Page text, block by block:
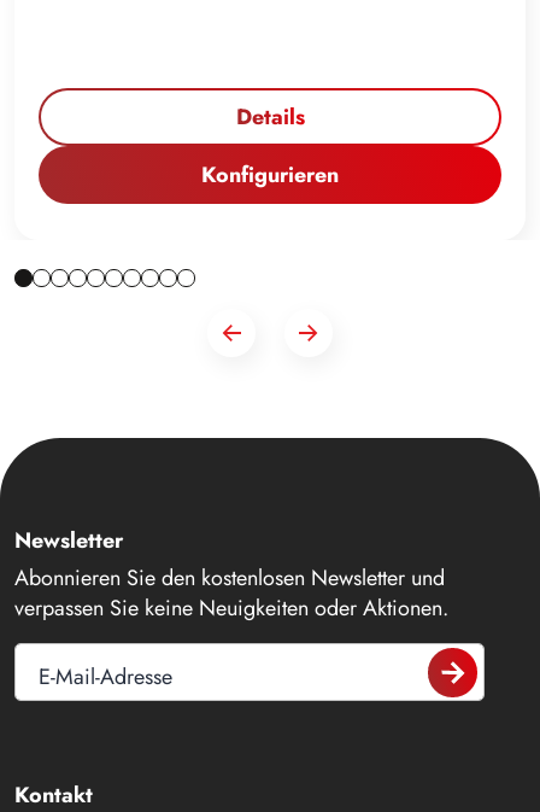
Details
Konfigurieren
Newsletter
Abonnieren Sie den kostenlosen Newsletter und
verpassen Sie keine Neuigkeiten oder Aktionen.
E-Mail-Adresse
Kontakt